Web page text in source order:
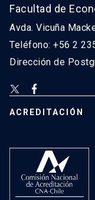
Facultad de
Avda. Vicuña
Teléfono: +56 2
Dirección de
ACREDITACIÓN